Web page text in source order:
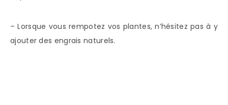
– Lorsque vous rempotez vos plantes, n’hésitez pas à y
ajouter des engrais naturels.